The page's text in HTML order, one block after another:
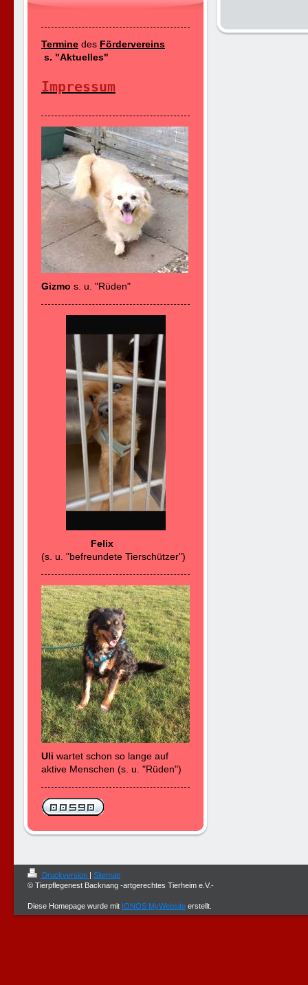
Termine des Fördervereins
s. "Aktuelles"
Impressum
Gizmo s. u. "Rüden"
Felix
(s. u. "befreundete Tierschützer")
Uli wartet schon so lange auf
aktive Menschen (s. u. "Rüden")
Druckversion | Sitemap
© Tierpflegenest Backnang -artgerechtes Tierheim e.V.-
Diese Homepage wurde mit IONOS MyWebsite erstellt.